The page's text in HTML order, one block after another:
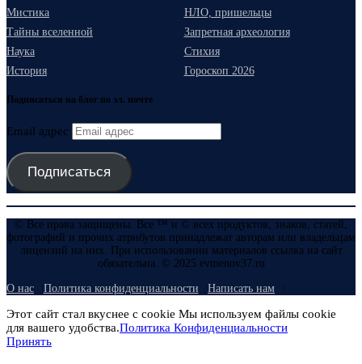
Мистика
НЛО, пришельцы
Тайны вселенной
Запретная археология
Наука
Стихия
История
Гороскоп 2026
Подписаться на блог по эл. почте
Email адрес
Подписаться
© Все права защищены. Все ™ и © всех продуктов, знаков, статей,
фотографий и прочих атрибутов принадлежат авторам или владельцам
лицензий на них. При использовании материалов ссылка на сайт
обязательна. © 2025 evmenov37.ru
О нас Политика конфиденциальности Написать нам
Этот сайт стал вкуснее с cookie Мы используем файлы cookie
для вашего удобства.Политика Конфиденциальности
Принять